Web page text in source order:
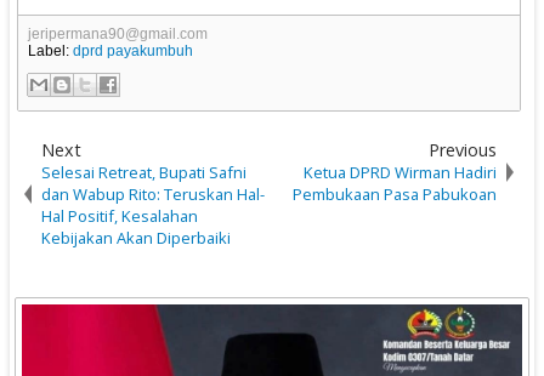
jeripermana90@gmail.com
Label:dprd payakumbuh
Next
Selesai Retreat, Bupati Safni
dan Wabup Rito: Teruskan Hal-
Hal Positif, Kesalahan
Kebijakan Akan Diperbaiki
Previous
Ketua DPRD Wirman Hadiri
Pembukaan Pasa Pabukoan